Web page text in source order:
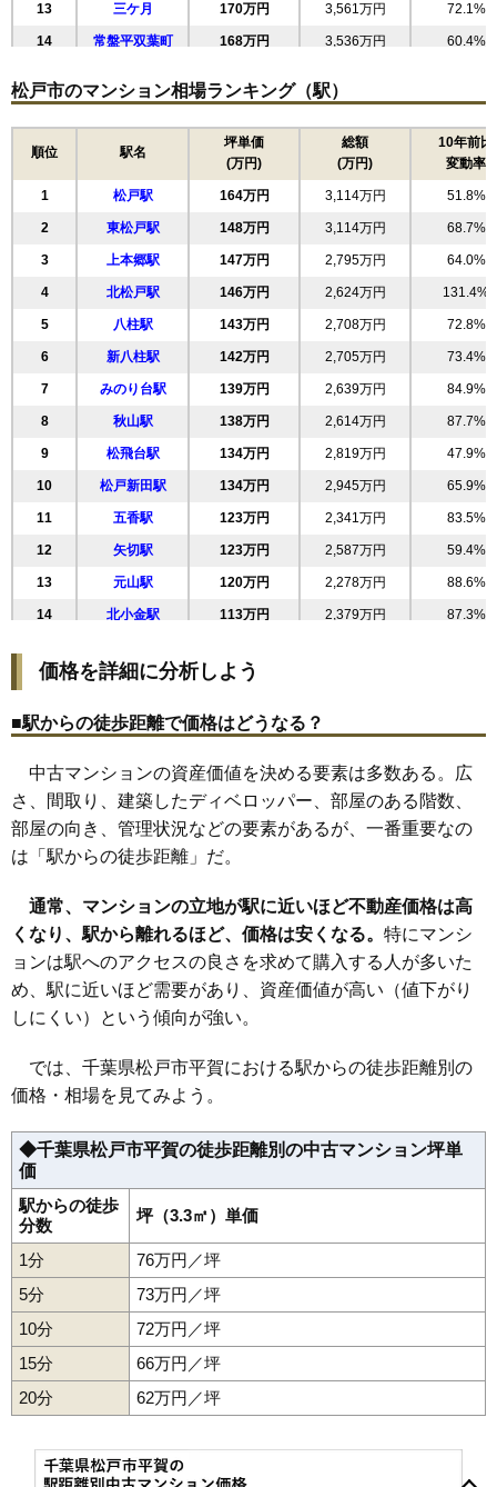
交通 松戸駅（6分）
相場 7,050万円～7,450万円
(95.3万円/㎡~100.7万円/㎡)
マンションナビで
無料一括査定をする
藤和シティコープ松戸2
住所 千葉県松戸市松戸
交通 松戸駅（11分）
3,050万円～3,350万円
(44.9万円/㎡~49.3万円/㎡)
マンションナビで
無料一括査定をする
千葉県松戸市松戸
交通 松戸駅（3分）
相場
(58.1万円/㎡~62.3万円/㎡)
マンションナビで
無料一括査定をする
サンクレイドル松戸2番館
住所 千葉県松戸市松戸
交通 松戸駅（13分）
相場 3,410万円～3,710万円
(44.9万円/㎡~48.8万円/㎡)
マンションナビで
無料一括査定をする
住所 千葉県松戸市松戸
720万円～820万円
マンションナビで
無料一括査定をする
コスモ松戸ステーションスクエア
住所 千葉県松戸市松戸
交通 松戸駅（3分）
相場 2,600万円～2,800万円
マンションナビで
13 三ケ月 170万円 3,561万円 72.1%
14 常盤平双葉町 168万円 3,536万円 60.4%
16 東平賀 156万円 3,284万円 57.4%
152万円 2,893万円 93.0%
150万円 2,693万円 74.9%
19 日暮 146万円 2,779万円 78.5%
20 上本郷 146万円 2,628万円 121.2%
21 根木内 146万円 3,060万円 66.4%
22 大金平 146万円 3,056万円 67.0%
23 吉井町 145万円 2,616万円 68.8%
24 大谷口 145万円 3,035万円 77.6%
25 樋野口 144万円 3,031万円 59.6%
26 平賀 141万円 3,382万円 70.8%
27 千駄堀 141万円 2,672万円 64.2%
28 岩瀬 141万円 2,671万円 74.7%
29 新松戸東 140万円 2,651万円 99.3%
30 金ケ作 139万円 2,915万円 69.2%
31 五香 135万円 2,571万円 71.7%
32 稔台 134万円 2,541万円 92.6%
34 常盤平 130万円
35 殿平賀 126万円
37 六実 124万円 2,228万円 102.8%
38 2,558万円
39 南花島 111万円
41 河原塚 106万円 1,903万円 85.9%
42 小山 106万円 2,219万円 86.2%
43 103万円 1,963万円
牧の原 103万円
46 上矢切 93万円 2,056万円 71.6%
47 新松戸南
48 六高台 91万円 1,720万円 100.8%
50 八ケ崎
51
52 久保平賀
53 胡録台
54 西馬橋相川町
55 小金きよしケ丘
56 小金清志町
58 小金原
松戸市のマンション相場ランキング（駅）
順位 駅名
坪単価
(万円)
総額
(万円)
10年前比
変動率
1 松戸駅 164万円 3,114万円 51.8%
2 東松戸駅 148万円 3,114万円 68.7%
3 上本郷駅 147万円 2,795万円 64.0%
4 北松戸駅 146万円 2,624万円 131.4%
5 八柱駅 143万円 2,708万円 72.8%
6 新八柱駅 142万円 2,705万円 73.4%
7 みのり台駅 139万円 2,639万円 84.9%
8 秋山駅 138万円 2,614万円 87.7%
9 松飛台駅 134万円 2,819万円 47.9%
10 松戸新田駅 134万円 2,945万円 65.9%
11 五香駅 123万円 2,341万円 83.5%
12 矢切駅 123万円 2,587万円 59.4%
13 元山駅 120万円 2,278万円 88.6%
14 北小金駅 113万円 2,379万円 87.3%
16 新松戸駅 97万円
17 幸谷駅 97万円
19 常盤平駅 78万円 1,485万円 88.4%
価格を詳細に分析しよう
■駅からの徒歩距離で価格はどうなる？
中古マンションの資産価値を決める要素は多数ある。広
さ、間取り、建築したディベロッパー、部屋のある階数、
部屋の向き、管理状況などの要素があるが、一番重要なの
は「駅からの徒歩距離」だ。
通常、マンションの立地が駅に近いほど不動産価格は高
くなり、駅から離れるほど、価格は安くなる。 特にマンシ
ョンは駅へのアクセスの良さを求めて購入する人が多いた
め、駅に近いほど需要があり、資産価値が高い（値下がり
しにくい）という傾向が強い。
では、千葉県松戸市平賀における駅からの徒歩距離別の
価格・相場を見てみよう。
◆千葉県松戸市平賀の徒歩距離別の中古マンション坪単
価
駅からの徒歩
分数
坪（3.3㎡）単価
1分
76万円／坪
5分
73万円／坪
10分
72万円／坪
15分
66万円／坪
20分
62万円／坪
秋山岩瀬大金平大谷口金ケ作紙敷上本郷上矢切河原塚
北松戸久保平賀小金小金きよしケ丘